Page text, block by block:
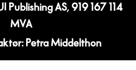
Publishing AS, 919 167 114
MVA
Petra Middelthon